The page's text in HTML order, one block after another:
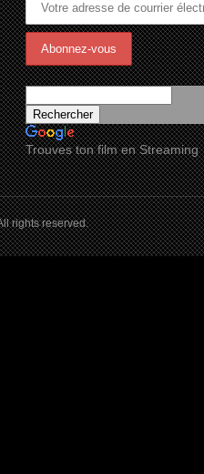
Trouves ton film en Streaming
rights reserved.